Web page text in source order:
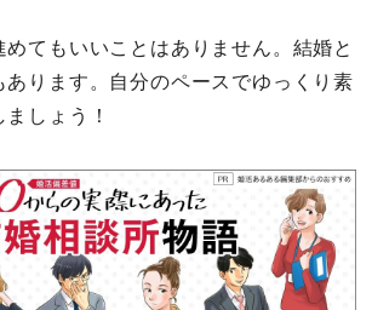
てもいいことはありません。結婚と
あります。自分のペースでゆっくり素
しょう！